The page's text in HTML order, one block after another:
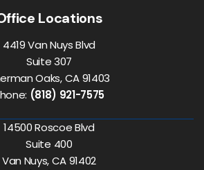
Locations
4419 Van Nuys Blvd
Suite 307
Oaks, CA 91403
(818) 921-7575
14500 Roscoe Blvd
Suite 400
Van Nuys, CA 91402